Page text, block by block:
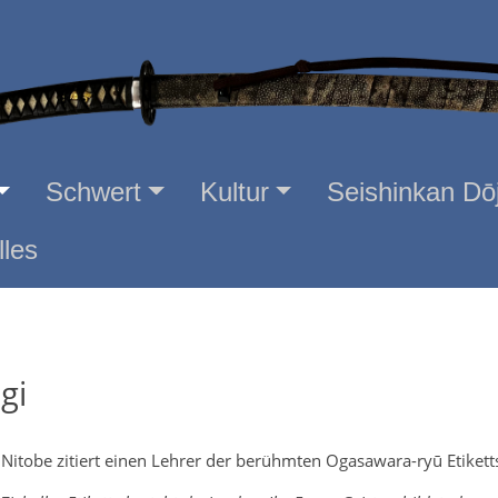
Schwert Kultur Seishinkan
zitiert einen Lehrer der berühmten Ogasawara-ryū
Iaidō
Training